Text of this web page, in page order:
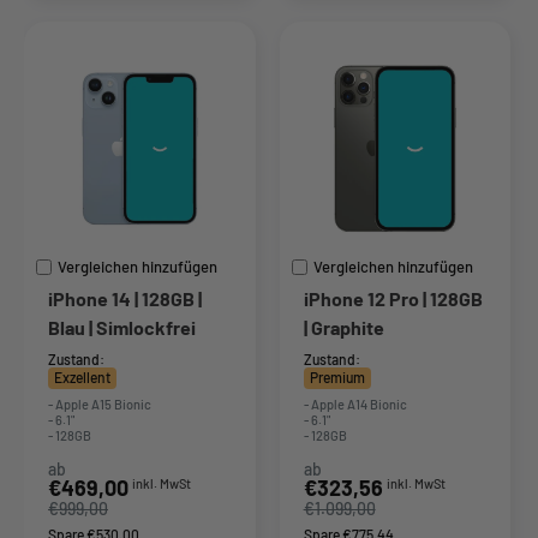
Vergleichen hinzufügen
iPhone 14 | 128GB |
Blau | Simlockfrei
Zustand:
Exzellent
- Apple A15 Bionic
- 6.1"
- 128GB
ab
Sonderpreis
€469,00 inkl. MwSt
€999,00
Spare €530,00
Vergleichen hinzufügen
iPhone 12 Pro | 128GB
| Graphite
Zustand:
Premium
- Apple A14 Bionic
- 6.1"
- 128GB
ab
Sonderpreis
€323,56 inkl. MwSt
€1.099,00
Spare €775,44